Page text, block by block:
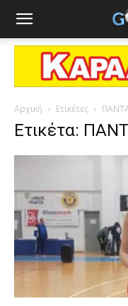
Αρχική Ετικέτες
Ετικέτα: